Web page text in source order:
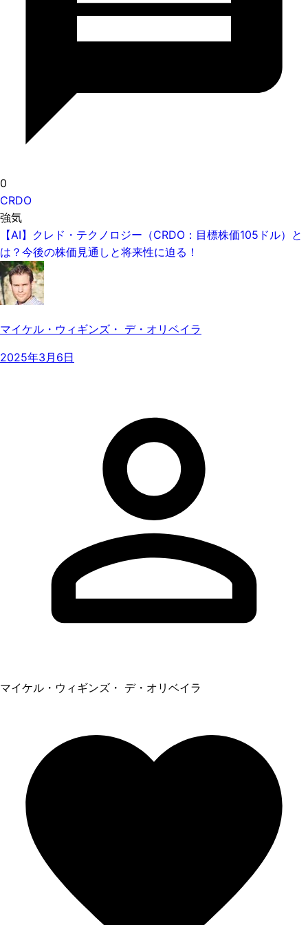
0
CRDO
強気
【AI】クレド・テクノロジー（CRDO：目標株価105ドル）と
は？今後の株価見通しと将来性に迫る！
マイケル・ウィギンズ・ デ・オリベイラ
2025年3月6日
マイケル・ウィギンズ・ デ・オリベイラ